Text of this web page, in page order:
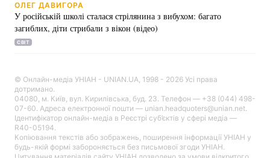
ОЛЕГ ДАВИГОРА
У російській школі сталася стрілянина з вибухом: багато
загиблих, діти стрибали з вікон (відео)
СВІТ
© Онлайн-медіа УНІАН - UNIAN.UA, 1998 - 2026 Усі права
дотримано.
04080, м. Київ, вул. Кирилівська, буд. 23. Телефон — +38 (044) 498-
07-60. Адреса електронної пошти — unian.headquoters@unian.net.
Ідентифікатор онлайн-медіа в Реєстрі суб’єктів у сфері медіа —
R40-05194.
Копіювання текстів або зображень, поширення інформації УНІАН у
будь-якій формі забороняється без письмової згоди УНІАН.